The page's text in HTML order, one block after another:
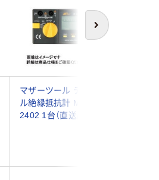
次へ
マザーツール デジタ
ル絶縁抵抗計 MTー
2402 1台（直送品）